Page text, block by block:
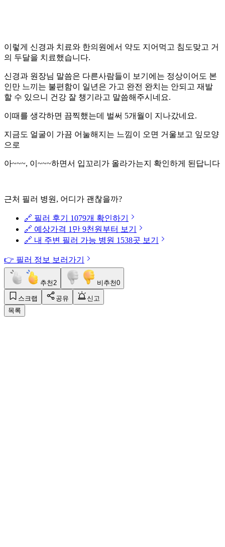
이렇게 신경과 치료와 한의원에서 약도 지어먹고 침도맞고 거
의 두달을 치료했습니다.
신경과 원장님 말씀은 다른사람들이 보기에는 정상이어도 본
인만 느끼는 불편함이 일년은 가고 완전 완치는 안되고 재발
할 수 있으니 건강 잘 챙기라고 말씀해주시네요.
이때를 생각하면 끔찍했는데 벌써 5개월이 지나갔네요.
지금도 얼굴이 가끔 어눌해지는 느낌이 오면 거울보고 잎모양
으로
아~~~, 이~~~하면서 입꼬리가 올라가는지 확인하게 된답니다
근처 필러 병원, 어디가 괜찮을까?
🔗 필러 후기 1079개 확인하기
🔗 예상가격 1만 9천원부터 보기
🔗 내 주변 필러 가능 병원 1538곳 보기
👉 필러 정보 보러가기
추천 2 비추천0
스크랩 공유
신고
목록